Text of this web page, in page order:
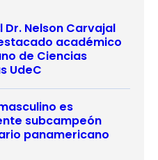
Dr. Nelson Carvajal
académico
de Ciencias
UdeC
es
subcampeón
panamericano